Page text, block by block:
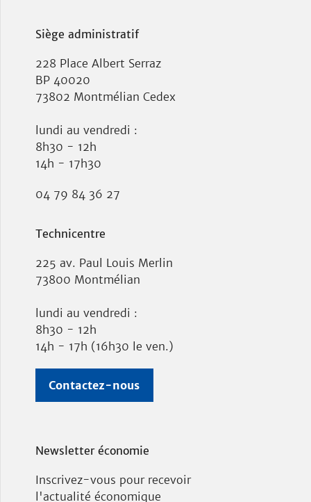
Siège administratif
228 Place Albert Serraz
BP 40020
73802 Montmélian Cedex
lundi au vendredi :
8h30 - 12h
14h - 17h30
04 79 84 36 27
Technicentre
225 av. Paul Louis Merlin
73800 Montmélian
lundi au vendredi :
8h30 - 12h
14h - 17h (16h30 le ven.)
Contactez-nous
Newsletter économie
Inscrivez-vous pour recevoir
l'actualité économique